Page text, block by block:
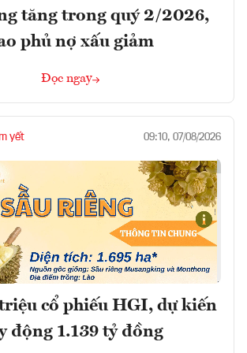
tăng trong quý 2/2026,
phủ nợ xấu giảm
Đọc ngay
yết 09:10, 07/08/2026
cổ phiếu HGI, dự kiến
động 1.139 tỷ đồng